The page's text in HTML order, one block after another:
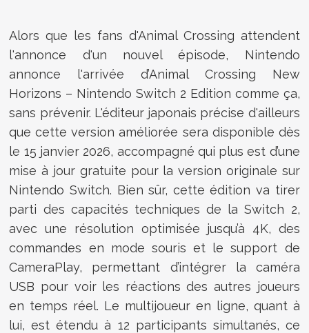
Alors que les fans d'Animal Crossing attendent
l'annonce d'un nouvel épisode, Nintendo
annonce l'arrivée d’Animal Crossing New
Horizons – Nintendo Switch 2 Edition comme ça,
sans prévenir. L'éditeur japonais précise d'ailleurs
que cette version améliorée sera disponible dès
le 15 janvier 2026, accompagné qui plus est d’une
mise à jour gratuite pour la version originale sur
Nintendo Switch. Bien sûr, cette édition va tirer
parti des capacités techniques de la Switch 2,
avec une résolution optimisée jusqu’à 4K, des
commandes en mode souris et le support de
CameraPlay, permettant d’intégrer la caméra
USB pour voir les réactions des autres joueurs
en temps réel. Le multijoueur en ligne, quant à
lui, est étendu à 12 participants simultanés, ce